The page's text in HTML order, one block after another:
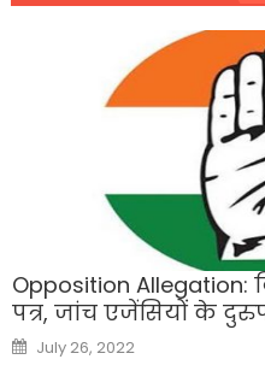
Opposition Allegation:
पत्र, जांच एजेंसियों के
Posted
on
July 26, 2022